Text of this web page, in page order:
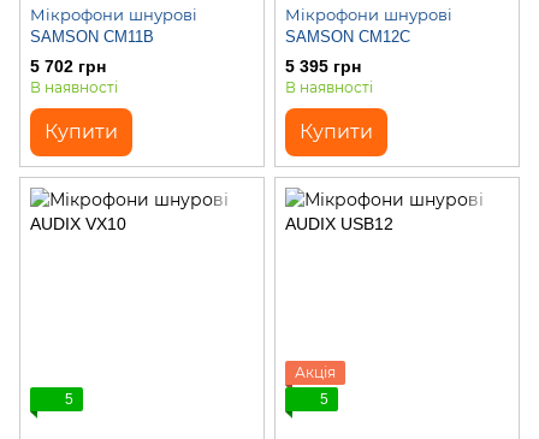
Мікрофони шнурові
SAMSON CM11B
5 702 грн
В наявності
Купити
Мікрофони шнурові
SAMSON CM12C
5 395 грн
В наявності
Купити
5
Акція
5